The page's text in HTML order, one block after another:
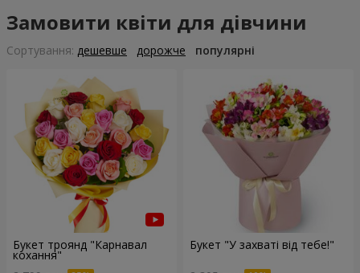
Замовити квіти для дівчини
Сортування: дешевше дорожче популярні
Букет троянд "Карнавал
кохання"
Букет "У захваті від тебе!"